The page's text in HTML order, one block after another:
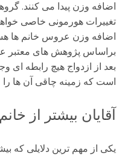
اضافه وزن پیدا می کنند.
تغییرات هورمونی خاصی
اضافه وزن عروس خانم ها
براساس پژوهش های معتبر
بعد از ازدواج هیچ رابطه ای
است که زمینه چاقی آن ها
آقایان بیشتر از
یکی از مهم ترین دلایلی که